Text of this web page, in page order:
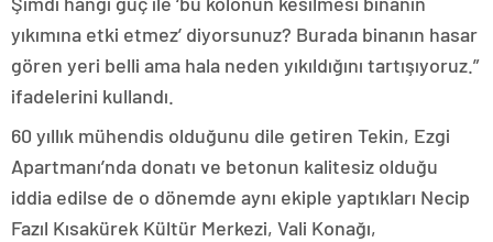
yıkımına etki etmez’ diyorsunuz? Burada binanın hasar
gören yeri belli ama hala neden yıkıldığını tartışıyoruz.”
ifadelerini kullandı.
60 yıllık mühendis olduğunu dile getiren Tekin, Ezgi
Apartmanı’nda donatı ve betonun kalitesiz olduğu
iddia edilse de o dönemde aynı ekiple yaptıkları Necip
Fazıl Kısakürek Kültür Merkezi, Vali Konağı,